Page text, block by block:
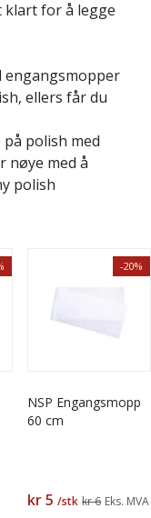
klart for å legge
engangsmopper
ellers får du
polish med
nøye med å
polish
-20%
NSP Engangsmopp
60 cm
kr 5 /stk kr 6 Eks. MVA